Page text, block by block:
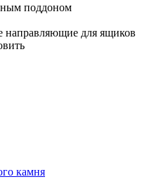
поддоном
для ящиков
камня